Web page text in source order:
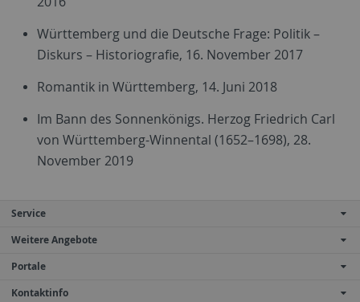
Württemberg und die Deutsche Frage: Politik –
Diskurs – Historiografie, 16. November 2017
Romantik in Württemberg, 14. Juni 2018
Im Bann des Sonnenkönigs. Herzog Friedrich Carl
von Württemberg-Winnental (1652–1698), 28.
November 2019
Service
Weitere Angebote
Portale
Kontaktinfo